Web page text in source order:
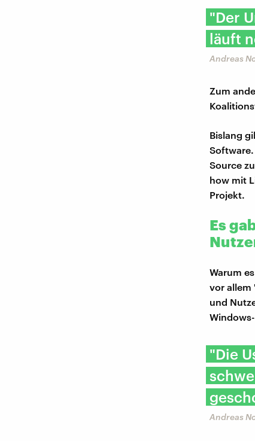
"Der
läuft
Andreas
Zum
Bislang
Source
how mit
Projekt.
Es
Warum
vor allem
und
"Die
Andreas